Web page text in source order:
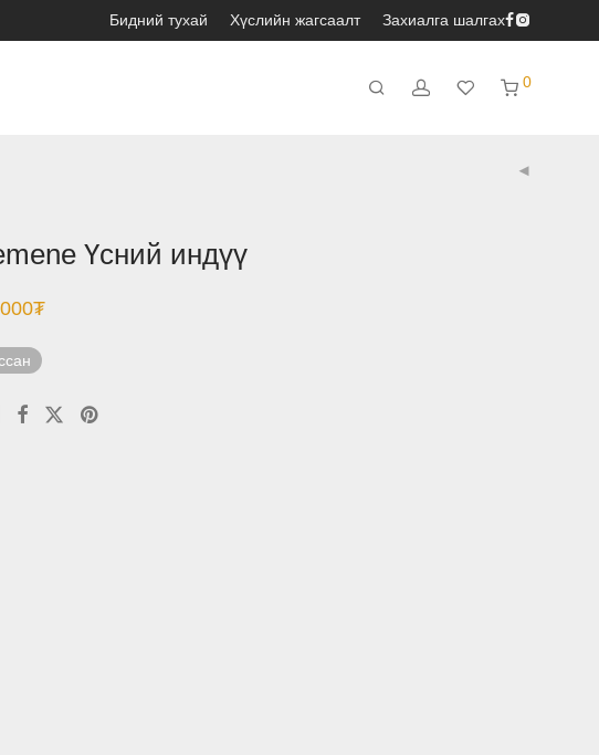
Бидний тухай Хүслийн жагсаалт Захиалга шалгах
0
Үсний индүү
₮